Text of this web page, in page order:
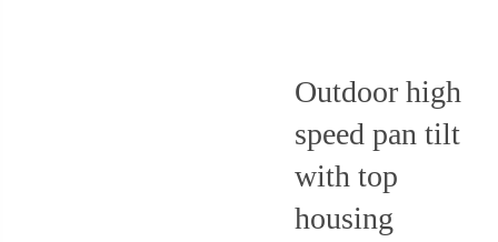
Outdoor high
speed pan tilt
with top
housing